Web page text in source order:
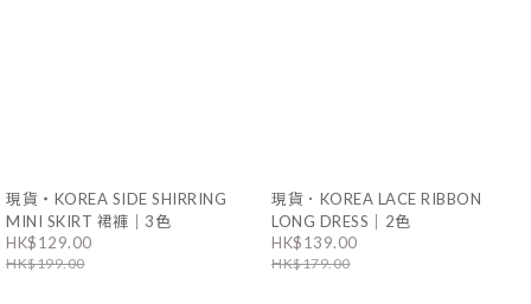
現貨・KOREA SIDE SHIRRING
MINI SKIRT 裙褲｜3色
HK$129.00
HK$199.00
現貨．KOREA LACE RIBBON
LONG DRESS｜2色
HK$139.00
HK$179.00